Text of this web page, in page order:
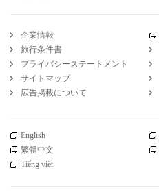
企業情報
旅行条件書
プライバシーステートメント
サイトマップ
広告掲載について
English
繁體中文
Tiếng việt